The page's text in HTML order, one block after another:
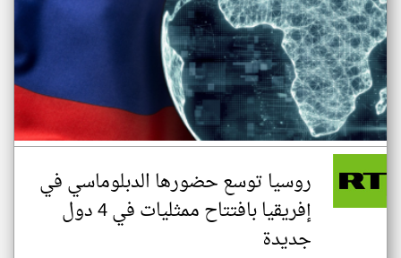
روسيا توسع حضورها الدبلوماسي في
إفريقيا بافتتاح ممثليات في 4 دول
جديدة